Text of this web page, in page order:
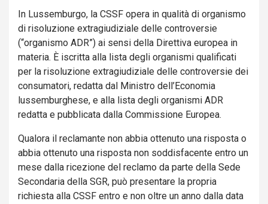
In Lussemburgo, la CSSF opera in qualità di organismo
di risoluzione extragiudiziale delle controversie
(“organismo ADR”) ai sensi della Direttiva europea in
materia. È iscritta alla lista degli organismi qualificati
per la risoluzione extragiudiziale delle controversie dei
consumatori, redatta dal Ministro dell’Economia
lussemburghese, e alla lista degli organismi ADR
redatta e pubblicata dalla Commissione Europea.
Qualora il reclamante non abbia ottenuto una risposta o
abbia ottenuto una risposta non soddisfacente entro un
mese dalla ricezione del reclamo da parte della Sede
Secondaria della SGR, può presentare la propria
richiesta alla CSSF entro e non oltre un anno dalla data